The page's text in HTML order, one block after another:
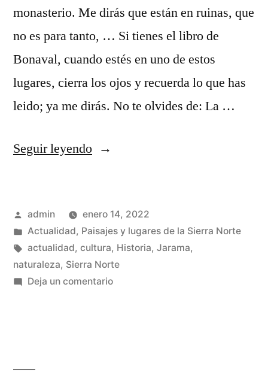
monasterio. Me dirás que están en ruinas, que
no es para tanto, … Si tienes el libro de
Bonaval, cuando estés en uno de estos
lugares, cierra los ojos y recuerda lo que has
leido; ya me dirás. No te olvides de: La …
Seguir leyendo«En
del
Monasterio
de
Bonaval
Publicado
por
admin
enero 14, 2022
Publicado
en
Actualidad, Paisajes y lugares de la Sierra Norte
Etiquetas:
actualidad, cultura, Historia, Jarama,
naturaleza, Sierra Norte
Deja un comentarioen